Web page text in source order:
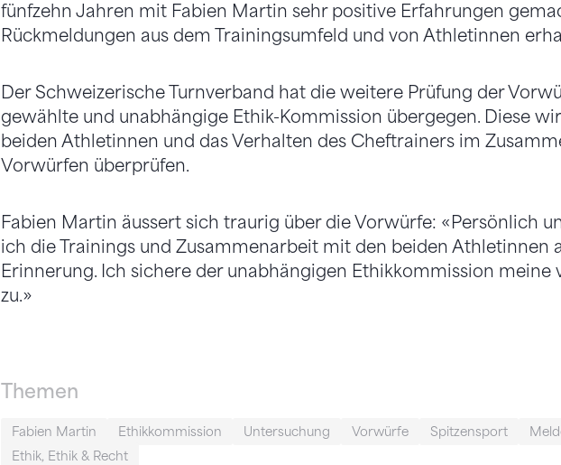
fünfzehn Jahren mit Fabien Martin sehr positive Erfahrungen
Rückmeldungen aus dem Trainingsumfeld und von Athletinnen
Der Schweizerische Turnverband hat die weitere Prüfung der
gewählte und unabhängige Ethik-Kommission übergegen. Diese
beiden Athletinnen und das Verhalten des Cheftrainers im
Vorwürfen überprüfen.
Fabien Martin äussert sich traurig über die Vorwürfe: «Persönlich
ich die Trainings und Zusammenarbeit mit den beiden Athletinnen
Erinnerung. Ich sichere der unabhängigen Ethikkommission meine
zu.»
Themen
Fabien Martin Ethikkommission Untersuchung Vorwürfe Spitzensport
Ethik, Ethik & Recht